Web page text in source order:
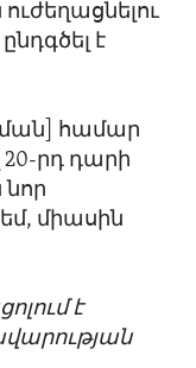
է
համար
րդ դարի
նոր
միասին
է